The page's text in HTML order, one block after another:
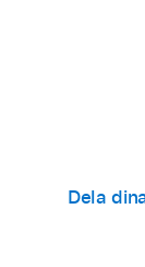
Dela